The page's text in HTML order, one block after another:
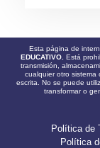
Esta página de
EDUCATIVO. Está
transmisión,
cualquier otro sistema
escrita. No se puede
transformar o
Política de
Política